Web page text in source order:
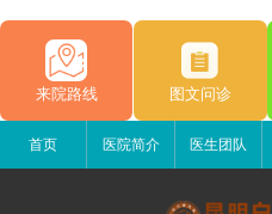
来院路线 图文问诊
首页 医院简介 医生团队